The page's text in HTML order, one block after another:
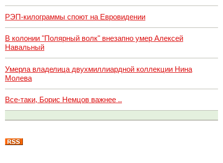
РЭП-килограммы споют на Евровидении
В колонии "Полярный волк" внезапно умер Алексей
Навальный
Умерла владелица двухмиллиардной коллекции Нина
Молева
Все-таки, Борис Немцов важнее ..